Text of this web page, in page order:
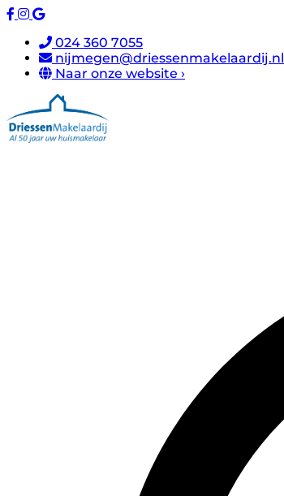
024 360 7055
nijmegen@driessenmakelaardij.nl
Naar onze website ›